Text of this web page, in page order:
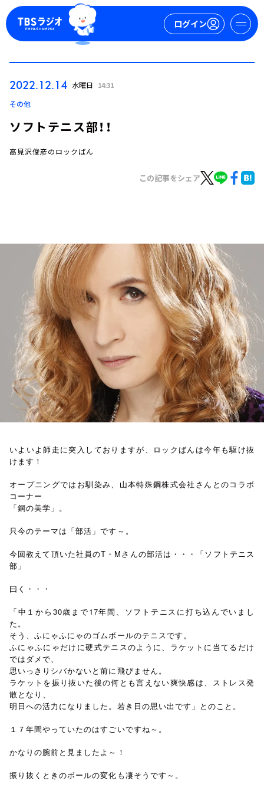
ログイン
トピックス
TBS Podcast
お知らせ
イベント・グッズ
YouTube
会社情報
2022.12.14 水曜日 14:31
その他
ソフトテニス部！！
高見沢俊彦のロックばん
この記事をシェア
いよいよ師走に突入しておりますが、ロックばんは今年も駆け抜
けます！
オープニングではお馴染み、山本特殊鋼株式会社さんとのコラボ
コーナー
「鋼の美学」。
只今のテーマは「部活」です～。
今回教えて頂いた社員のT・Mさんの部活は・・・「ソフトテニス
部」
曰く・・・
「中１から30歳まで17年間、ソフトテニスに打ち込んでいまし
た。
そう、ふにゃふにゃのゴムボールのテニスです。
ふにゃふにゃだけに硬式テニスのように、ラケットに当てるだけ
ではダメで、
思いっきりシバかないと前に飛びません。
ラケットを振り抜いた後の何とも言えない爽快感は、ストレス発
散となり、
明日への活力になりました。若き日の思い出です」とのこと。
１７年間やっていたのはすごいですね～。
かなりの腕前と見ましたよ～！
振り抜くときのボールの変化も凄そうです～。